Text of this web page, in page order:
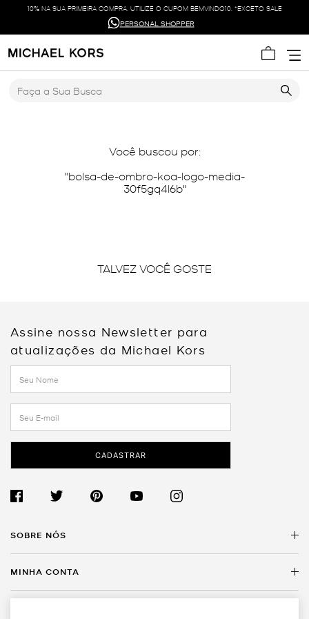
10% NA SUA PRIMEIRA COMPRA. UTILIZE O CUPOM BEMVINDO10. *EXCETO SALE
PERSONAL SHOPPER
Você buscou por:
bolsa-de-ombro-koa-logo-media-
30f5gq4l6b
TALVEZ VOCÊ GOSTE
Assine nossa Newsletter para
atualizações da Michael Kors
CADASTRAR
SOBRE NÓS
Encontre uma Loja
MINHA CONTA